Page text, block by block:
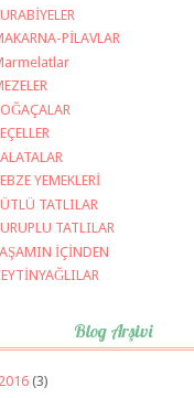
PİLAVLAR
YEMEKLERİ
TATLILAR
TATLILAR
İÇİNDEN
Blog Arşivi
2016 (3)